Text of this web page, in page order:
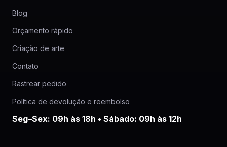
Blog
Orçamento rápido
Criação de arte
Contato
Rastrear pedido
Política de devolução e reembolso
Seg–Sex: 09h às 18h • Sábado: 09h às 12h